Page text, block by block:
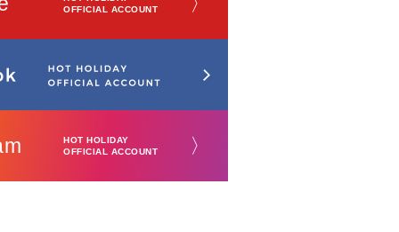
OFFICIAL ACCOUNT
HOT HOLIDAY
OFFICIAL ACCOUNT
〉